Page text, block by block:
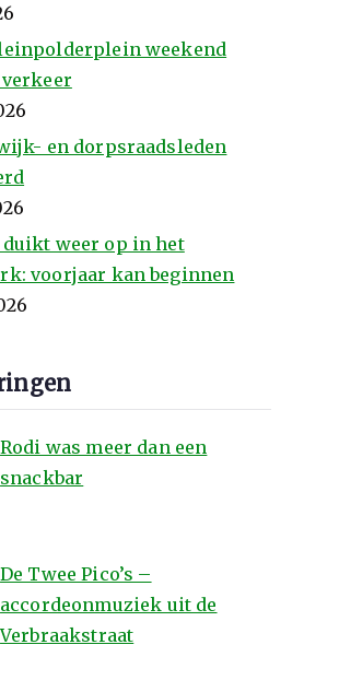
weekend
en dorpsraadsleden
weer op in het
voorjaar kan beginnen
Rodi was meer dan een
snackbar
De Twee Pico’s –
accordeonmuziek uit de
Verbraakstraat